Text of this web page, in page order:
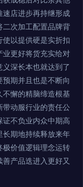
速店进步再持继形成
二次加工配置品牌背
以提供硬是实折扣
更好将货充实给对
深长本也就达到了
期并且也是不断向
懈的精脑缔造根基
动服行业的责任公
不负业内众中期高
长期地持续释放来年
价值逻辑理念运转
产品迭进入更好又